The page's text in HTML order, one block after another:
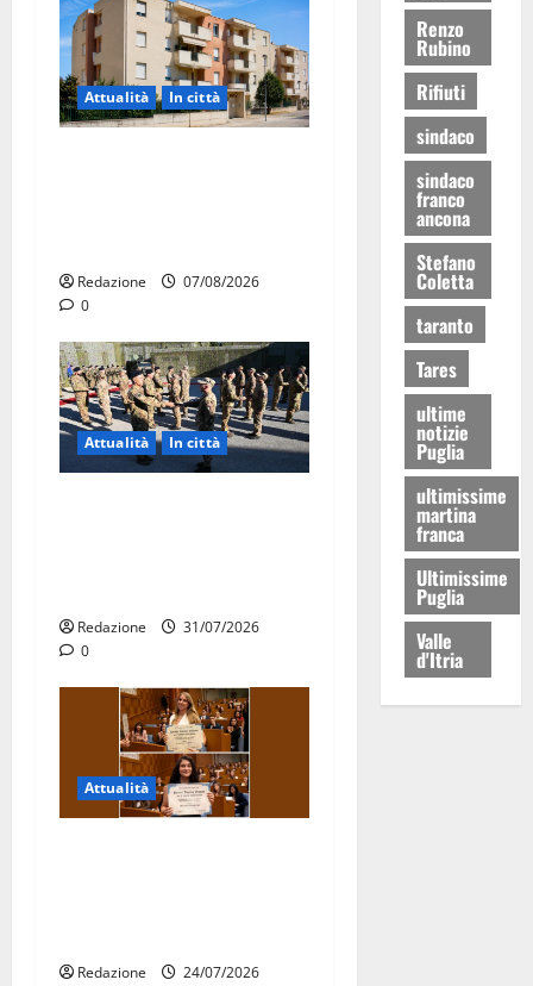
Attualità In città
Redazione
07/08/2026
0
Attualità In città
Redazione
31/07/2026
0
Attualità
Redazione 24/07/2026
Renzo
Rubino
Rifiuti
sindaco
sindaco
franco
ancona
Stefano
Coletta
taranto
Tares
ultime
notizie
Puglia
ultimissime
martina
franca
Ultimissime
Puglia
Valle
d'Itria